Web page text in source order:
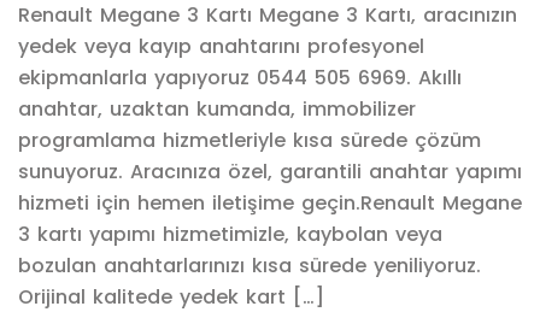
Renault Megane 3 Kartı Megane 3 Kartı, aracınızın
yedek veya kayıp anahtarını profesyonel
ekipmanlarla yapıyoruz 0544 505 6969. Akıllı
anahtar, uzaktan kumanda, immobilizer
programlama hizmetleriyle kısa sürede çözüm
sunuyoruz. Aracınıza özel, garantili anahtar yapımı
hizmeti için hemen iletişime geçin.Renault Megane
3 kartı yapımı hizmetimizle, kaybolan veya
bozulan anahtarlarınızı kısa sürede yeniliyoruz.
Orijinal kalitede yedek kart […]